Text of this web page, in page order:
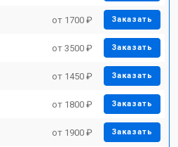
от 1700 ₽ Заказать
от 3500 ₽ Заказать
от 1450 ₽ Заказать
от 1800 ₽ Заказать
от 1900 ₽ Заказать